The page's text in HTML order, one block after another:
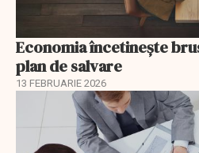
Economia încetinește
plan de salvare
13 FEBRUARIE 2026